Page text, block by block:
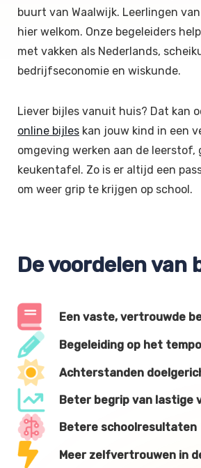
buurt van Waalwijk. Leerlingen
hier welkom. Onze begeleiders
met vakken als Nederlands,
bedrijfseconomie en wiskunde.
Liever bijles vanuit huis? Dat kan
online bijles kan jouw kind in een
omgeving werken aan de leerstof,
keukentafel. Zo is er altijd een
om weer grip te krijgen op school.
De voordelen van
Een vaste, vertrouwde
Begeleiding op het
Achterstanden
Beter begrip van lastige
Betere schoolresultaten
Meer zelfvertrouwen in